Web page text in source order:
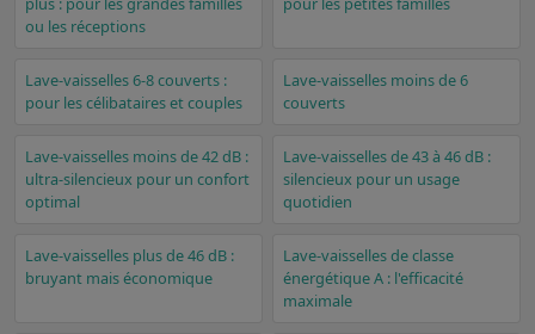
ou les réceptions
Lave-vaisselles 6-8 couverts :
pour les célibataires et couples
Lave-vaisselles moins de 6
couverts
Lave-vaisselles moins de 42 dB :
ultra-silencieux pour un confort
optimal
Lave-vaisselles de 43 à 46 dB :
silencieux pour un usage
quotidien
Lave-vaisselles plus de 46 dB :
bruyant mais économique
Lave-vaisselles de classe
énergétique A : l'efficacité
maximale